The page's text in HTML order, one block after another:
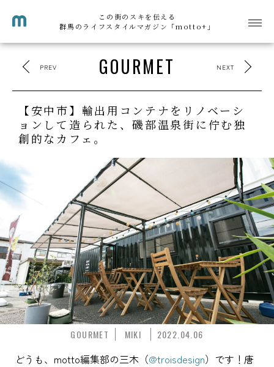
この街のスキを伝える
群馬のライフスタイルマガジン「motto+」
GOURMET
PREV NEXT
【安中市】輸出用コンテナをリノベーシ
ョンして造られた、磯部温泉街に佇む独
創的なカフェ。
GOURMET MIKI 2022.04.06
どうも、motto編集部の三木（@troisdesign）です！唐